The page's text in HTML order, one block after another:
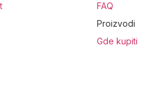
FAQ
Proizvodi
Gde kupiti